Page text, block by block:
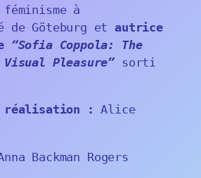
à
de Göteburg et autrice
“Sofia Coppola: The
Pleasure” sorti
réalisation : Alice
Backman Rogers